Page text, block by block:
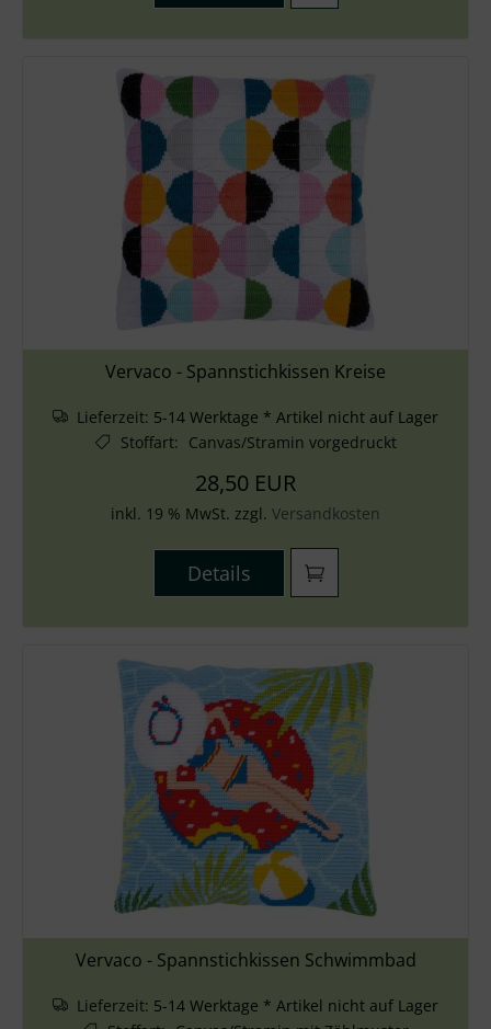
Vervaco - Spannstichkissen Kreise
Lieferzeit: 5-14 Werktage * Artikel nicht auf Lager
Stoffart: Canvas/Stramin vorgedruckt
28,50 EUR
inkl. 19 % MwSt. zzgl. Versandkosten
Details
Vervaco - Spannstichkissen Schwimmbad
Lieferzeit: 5-14 Werktage * Artikel nicht auf Lager